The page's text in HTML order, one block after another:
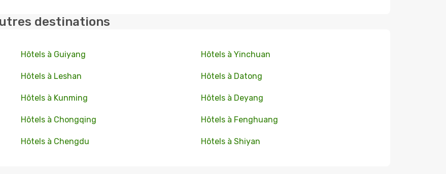
destinations
Hôtels à Guiyang Hôtels à Yinchuan
Hôtels à Leshan Hôtels à Datong
Hôtels à Kunming Hôtels à Deyang
Hôtels à Chongqing Hôtels à Fenghuang
Hôtels à Chengdu Hôtels à Shiyan